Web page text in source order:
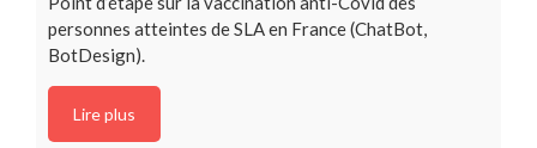
personnes atteintes de SLA en France (ChatBot,
BotDesign).
Lire plus